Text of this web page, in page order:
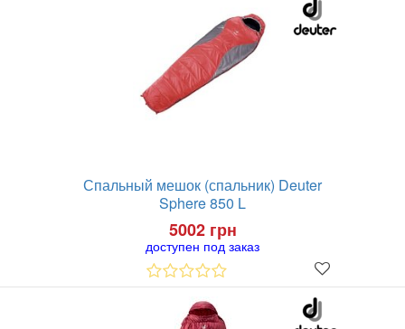
Спальный мешок (спальник) Deuter
Sphere 850 L
5002 грн
доступен под заказ